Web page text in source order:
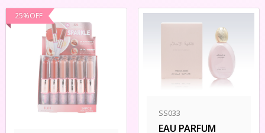
25%OFF
SS033
EAU PARFUM